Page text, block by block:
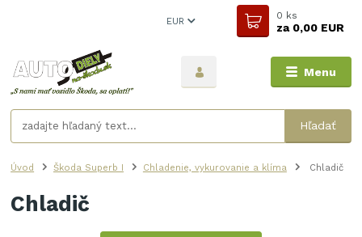
Menu
EUR
Hľadať
0 ks
za0,00 EUR
Úvod Škoda Superb I Chladenie, vykurovanie a klíma Chladič
Chladič